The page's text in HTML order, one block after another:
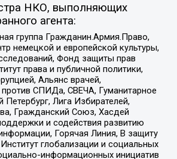
НКО, выполняющих
агента:
группа Гражданин.Армия.Право,
немецкой и европейской культуры,
Фонд защиты прав
права и публичной политики,
Альянс врачей,
СПИДа, СВЕЧА, Гуманитарное
Лига Избирателей,
Гражданский Союз, Хасдей
и содействия развитию
Горячая Линия, В защиту
глобализации и социальных
информационных инициатив